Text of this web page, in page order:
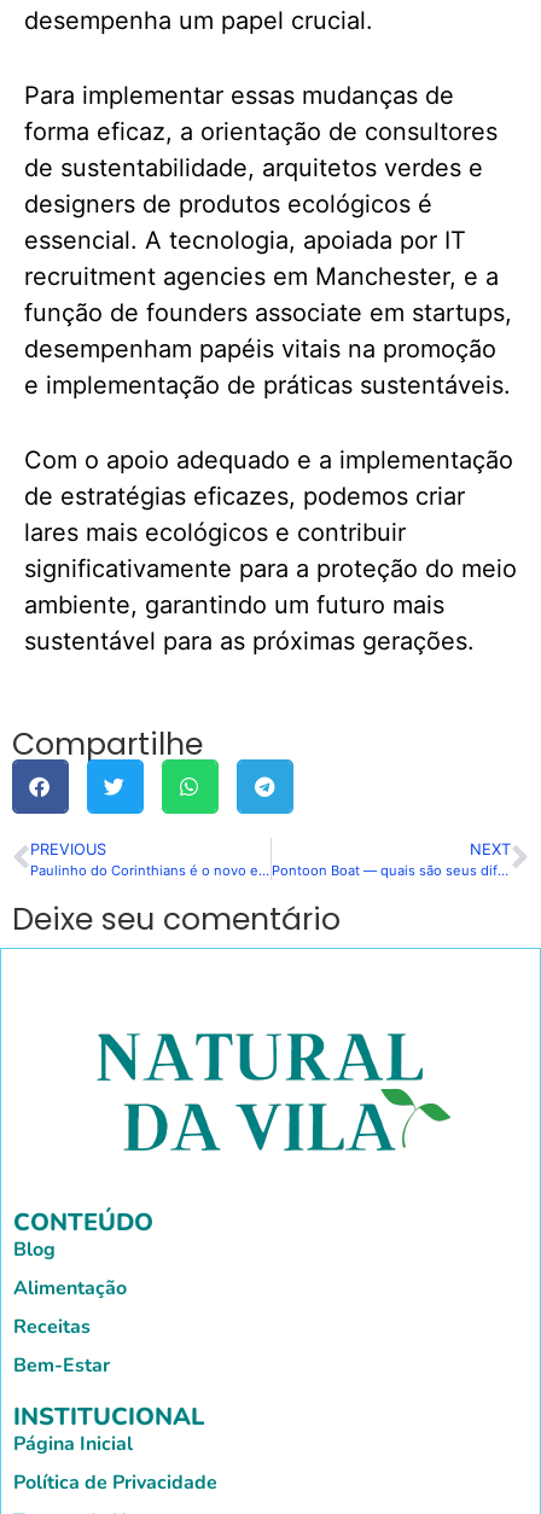
desempenha um papel crucial.
Para implementar essas mudanças de
forma eficaz, a orientação de consultores
de sustentabilidade, arquitetos verdes e
designers de produtos ecológicos é
essencial. A tecnologia, apoiada por IT
recruitment agencies em Manchester, e a
função de founders associate em startups,
desempenham papéis vitais na promoção
e implementação de práticas sustentáveis.
Com o apoio adequado e a implementação
de estratégias eficazes, podemos criar
lares mais ecológicos e contribuir
significativamente para a proteção do meio
ambiente, garantindo um futuro mais
sustentável para as próximas gerações.
Compartilhe
PREVIOUS
Paulinho do Corinthians é o novo embaixador da EsportivaBet
NEXT
Pontoon Boat — quais são seus diferenciais?
Deixe seu comentário
CONTEÚDO
Blog
Alimentação
Receitas
Bem-Estar
INSTITUCIONAL
Página Inicial
Política de Privacidade